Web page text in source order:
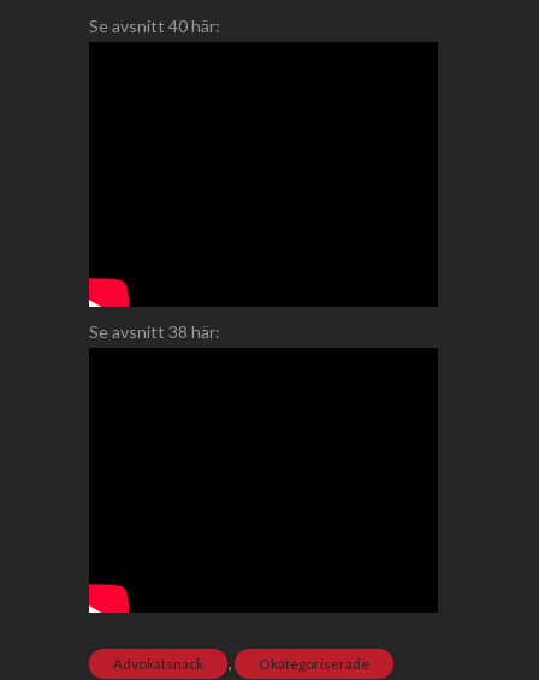
Se avsnitt 40 här:
Se avsnitt 38 här:
Advokatsnack , Okategoriserade